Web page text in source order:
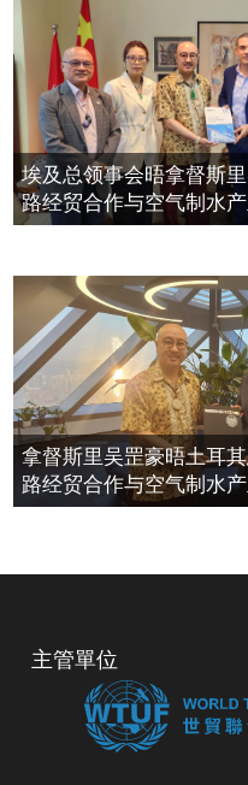
埃及总领事会晤拿督斯
路经贸合作与空气制水
拿督斯里吴罡豪晤土耳
路经贸合作与空气制水
主管單位